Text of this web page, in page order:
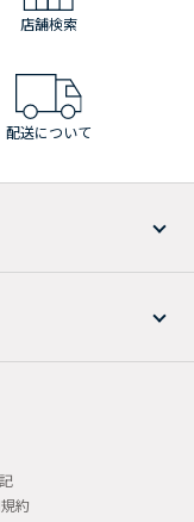
店舗検索
配送について
約